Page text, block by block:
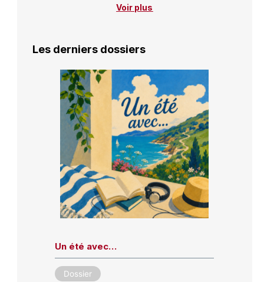
Voir plus
Les derniers dossiers
Un été avec…
Dossier